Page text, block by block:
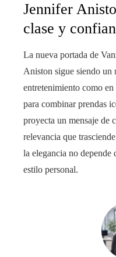
Jennifer
clase y
La nueva portada de
Aniston sigue siendo un
entretenimiento como
para combinar prendas
proyecta un mensaje de
relevancia que
la elegancia no depende
estilo personal.